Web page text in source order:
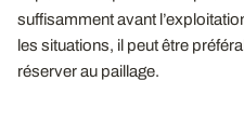
suffisamment avant
les situations, il peut être
réserver au paillage.